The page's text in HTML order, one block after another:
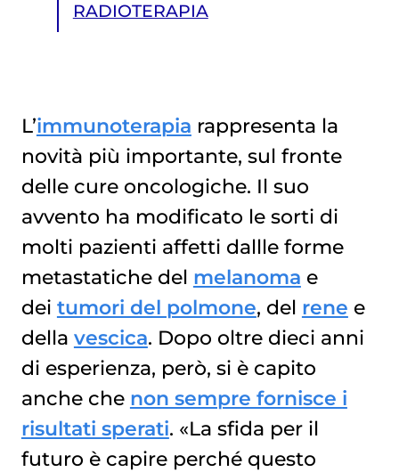
RADIOTERAPIA
L’immunoterapia rappresenta la
novità più importante, sul fronte
delle cure oncologiche. Il suo
avvento ha modificato le sorti di
molti pazienti affetti dallle forme
metastatiche del melanoma e
dei tumori del polmone, del rene e
della vescica. Dopo oltre dieci anni
di esperienza, però, si è capito
anche che non sempre fornisce i
risultati sperati. «La sfida per il
futuro è capire perché questo